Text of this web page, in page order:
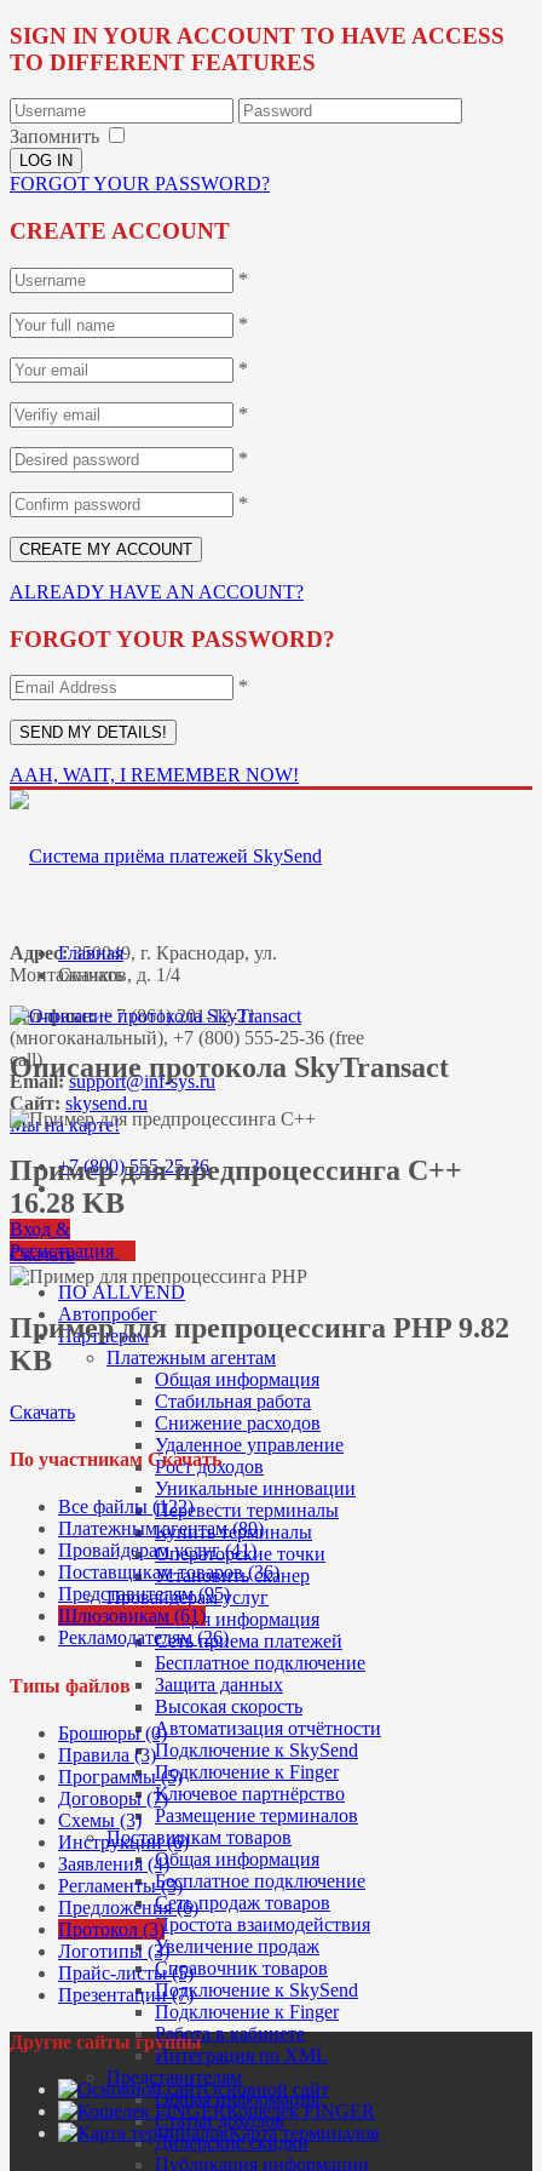
SIGN IN YOUR ACCOUNT TO HAVE ACCESS
TO DIFFERENT FEATURES
Запомнить
FORGOT YOUR PASSWORD?
CREATE ACCOUNT
*
*
*
*
*
*
ALREADY HAVE AN ACCOUNT?
FORGOT YOUR PASSWORD?
*
AAH, WAIT, I REMEMBER NOW!
Адрес:350049, г. Краснодар, ул.
Монтажников, д. 1/4
Тел-факс:+ 7 (861) 201-12-21
(многоканальный), +7 (800) 555-25-36 (free
call)
Email:
Сайт: skysend.ru
Мы на карте!
+7 (800) 555-25-36
Вход &
Регистрация
ПО ALLVEND
Автопробег
Партнерам
Платежным агентам
Общая информация
Стабильная работа
Снижение расходов
Удаленное управление
Рост доходов
Уникальные инновации
Перевести терминалы
Купить терминалы
Операторские точки
Установить сканер
Провайдерам услуг
Общая информация
Сеть приема платежей
Бесплатное подключение
Защита данных
Высокая скорость
Автоматизация отчётности
Подключение к SkySend
Подключение к Finger
Ключевое партнёрство
Размещение терминалов
Поставщикам товаров
Общая информация
Бесплатное подключение
Сеть продаж товаров
Простота взаимодействия
Увеличение продаж
Справочник товаров
Подключение к SkySend
Подключение к Finger
Работа в кабинете
Интеграция по XML
Представителям
Общая информация
Статьи доходов
Дилерские скидки
Публикация информации
Главная
Скачать
Описание протокола SkyTransact
Пример для предпроцессинга C++
16.28 KB
Скачать
Пример для препроцессинга PHP 9.82
KB
Скачать
По участникам Скачать
Все файлы (122)
Платежным агентам (89)
Провайдерам услуг (41)
Поставщикам товаров (36)
Представителям (95)
Шлюзовикам (61)
Рекламодателям (26)
Типы файлов
Брошюры (0)
Правила (3)
Программы (5)
Договоры (7)
Схемы (3)
Инструкции (6)
Заявления (4)
Регламенты (3)
Предложения (6)
Протокол (3)
Логотипы (3)
Прайс-листы (5)
Презентации (7)
Другие сайты группы
Основной сайт
Кошелек FINGER
Карта терминалов